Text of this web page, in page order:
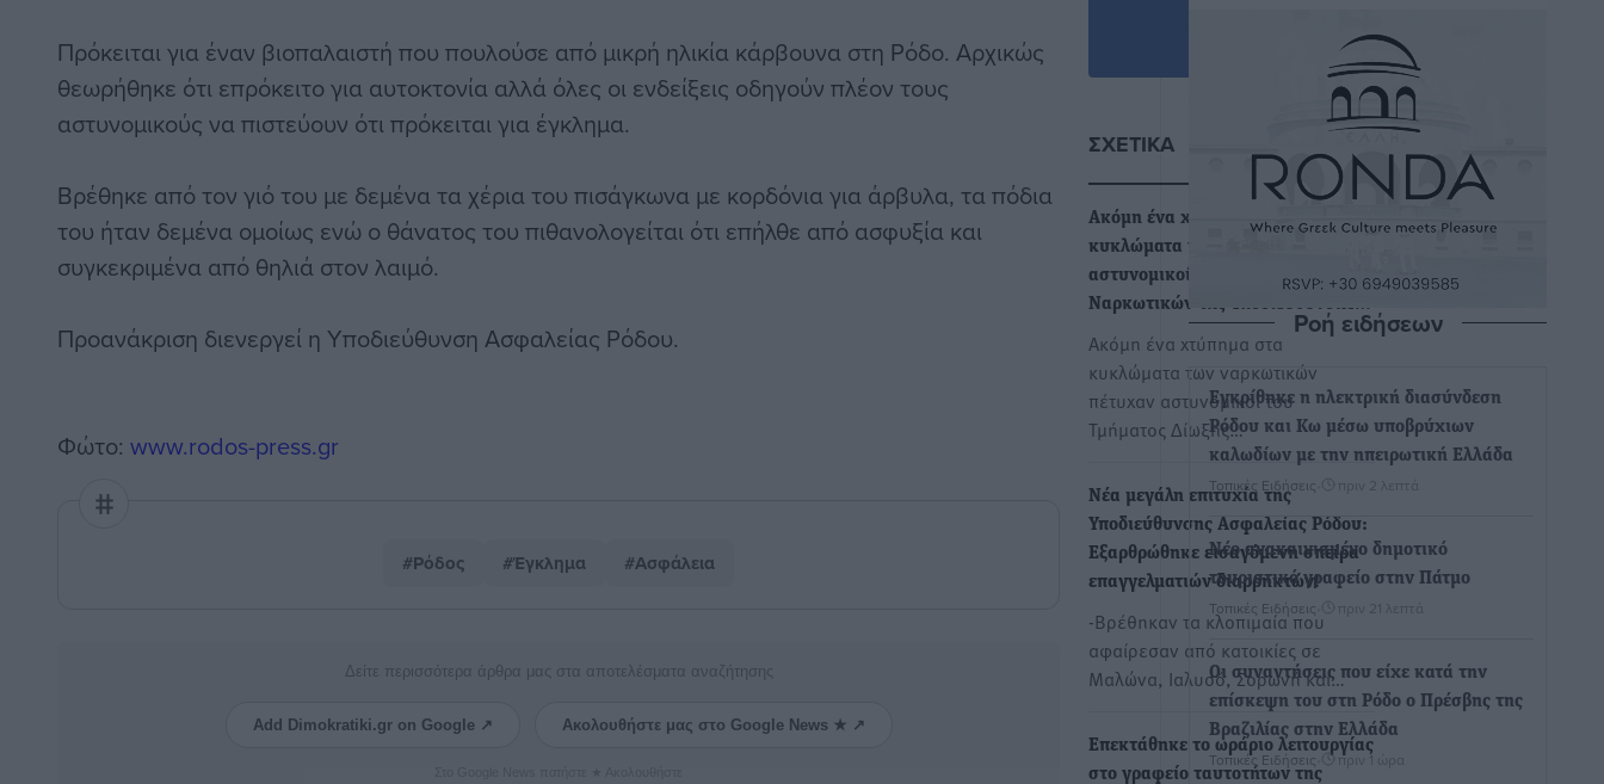
Πρόκειται για έναν βιοπαλαιστή που πουλούσε από μικρή ηλικία κάρβουνα στη Ρόδο. Αρχικώς
θεωρήθηκε ότι επρόκειτο για αυτοκτονία αλλά όλες οι ενδείξεις οδηγούν πλέον τους
αστυνομικούς να πιστεύουν ότι πρόκειται για έγκλημα.
Βρέθηκε από τον γιό του με δεμένα τα χέρια του πισάγκωνα με κορδόνια για άρβυλα, τα πόδια
του ήταν δεμένα ομοίως ενώ ο θάνατος του πιθανολογείται ότι επήλθε από ασφυξία και
συγκεκριμένα από θηλιά στον λαιμό.
Προανάκριση διενεργεί η Υποδιεύθυνση Ασφαλείας Ρόδου.
Φώτο: www.rodos-press.gr
#Ρόδος #Έγκλημα #Ασφάλεια
Δείτε περισσότερα άρθρα μας στα αποτελέσματα αναζήτησης
Add Dimokratiki.gr on Google ↗ Ακολουθήστε μας στο Google News ★ ↗
ΣΧΕΤΙΚΆ
Ακόμη ένα χτύπημα στα
κυκλώματα ναρκωτικών πέτυχαν
αστυνομικοί του Τμήματος Δίωξης
Ναρκωτικών της Υποδιεύθυνσης…
Ακόμη ένα χτύπημα στα
κυκλώματα των ναρκωτικών
πέτυχαν αστυνομικοί του
Τμήματος Δίωξης…
Νέα μεγάλη επιτυχία της
Υποδιεύθυνσης Ασφαλείας Ρόδου:
Εξαρθρώθηκε εισαγόμενη σπείρα
επαγγελματιών διαρρηκτών!
-Βρέθηκαν τα κλοπιμαία που
αφαίρεσαν από κατοικίες σε
Μαλώνα, Ιαλυσό, Σορωνή και…
Επεκτάθηκε το ωράριο λειτουργίας
στο γραφείο ταυτοτήτων της
Ροή ειδήσεων
Εγκρίθηκε η ηλεκτρική διασύνδεση
Ρόδου και Κω μέσω υποβρύχιων
καλωδίων με την ηπειρωτική Ελλάδα
Τοπικές Ειδήσεις πριν 2 λεπτά
Νέο ανακαινισμένο δημοτικό
τουριστικό γραφείο στην Πάτμο
Τοπικές Ειδήσεις πριν 21 λεπτά
Οι συναντήσεις που είχε κατά την
επίσκεψη του στη Ρόδο ο Πρέσβης της
Βραζιλίας στην Ελλάδα
Τοπικές Ειδήσεις πριν 1 ώρα